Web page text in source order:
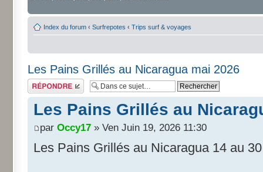
Index du forum ‹ Surfrepotes ‹ Trips surf & voyages
Les Pains Grillés au Nicaragua mai 2026
Répondre
Les Pains Grillés au
par Occy17 » Ven Juin 19, 2026 11:30
Les Pains Grillés au Nicaragua 14 au